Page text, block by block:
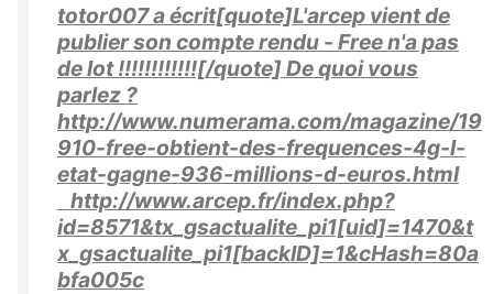
totor007 a écrit[quote]L'arcep vient de
publier son compte rendu - Free n'a pas
de lot !!!!!!!!!!!![/quote] De quoi vous
parlez ?
http://www.numerama.com/magazine/19
910-free-obtient-des-frequences-4g-l-
etat-gagne-936-millions-d-euros.html
http://www.arcep.fr/index.php?
id=8571&tx_gsactualite_pi1[uid]=1470&t
x_gsactualite_pi1[backID]=1&cHash=80a
bfa005c